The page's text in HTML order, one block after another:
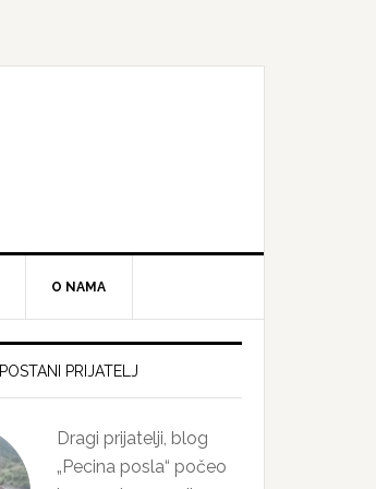
O NAMA
POSTANI PRIJATELJ
Dragi prijatelji, blog
„Pecina posla“ počeo